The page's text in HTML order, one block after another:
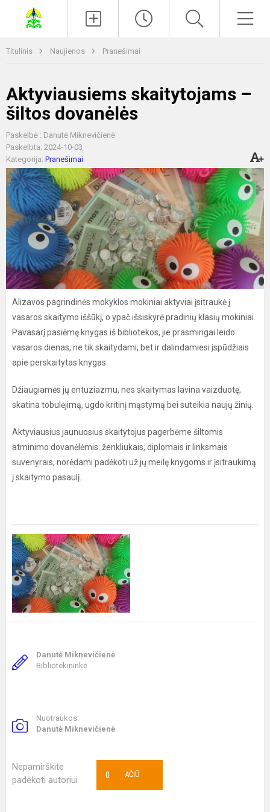
Titulinis Naujienos Pranešimai
Aktyviausiems skaitytojams –
šiltos dovanėlės
Paskelbė : Danutė Miknevičienė
Paskelbta: 2024-10-03
Kategorija: Pranešimai
Alizavos pagrindinės mokyklos mokiniai aktyviai įsitraukė į
vasaros skaitymo iššūkį, o ypač išsiskyrė pradinių klasių mokiniai.
Pavasarį pasiėmę knygas iš bibliotekos, jie prasmingai leido
vasaros dienas, ne tik skaitydami, bet ir dalindamiesi įspūdžiais
apie perskaitytas knygas.
Džiaugiamės jų entuziazmu, nes skaitymas lavina vaizduotę,
skatina tobulėjimą, ugdo kritinį mąstymą bei suteikia naujų žinių.
Aktyviausius jaunuosius skaitytojus pagerbėme šiltomis
atminimo dovanėlėmis: ženkliukais, diplomais ir linksmais
suvenyrais, norėdami padėkoti už jų meilę knygoms ir įsitraukimą
į skaitymo pasaulį.
Danutė Miknevičienė
Bibliotekininkė
Nuotraukos:
Danutė Miknevičienė
Nepamirškite
padėkoti autoriui
AČIŪ
0